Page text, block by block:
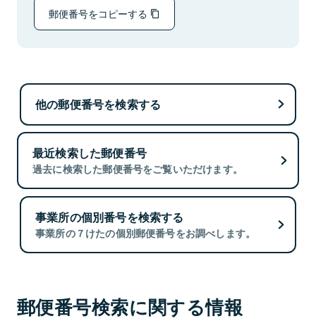
郵便番号をコピーする
他の郵便番号を検索する
最近検索した郵便番号
過去に検索した郵便番号をご覧いただけます。
事業所の個別番号を検索する
事業所の７けたの個別郵便番号をお調べします。
郵便番号検索に関する情報